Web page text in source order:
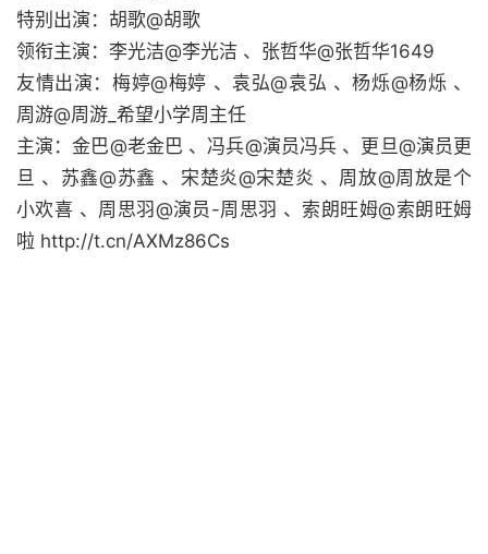
特别出演：胡歌@胡歌
领衔主演：李光洁@李光洁 、张哲华@张哲华1649
友情出演：梅婷@梅婷 、袁弘@袁弘 、杨烁@杨烁 、
周游@周游_希望小学周主任
主演：金巴@老金巴 、冯兵@演员冯兵 、更旦@演员更
旦 、苏鑫@苏鑫 、宋楚炎@宋楚炎 、周放@周放是个
小欢喜 、周思羽@演员-周思羽 、索朗旺姆@索朗旺姆
啦 http://t.cn/AXMz86Cs